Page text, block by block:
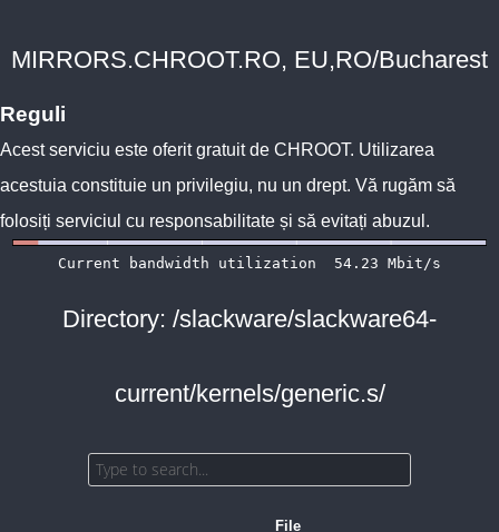
MIRRORS.CHROOT.RO, EU,RO/Bucharest
Reguli
Acest serviciu este oferit gratuit de CHROOT. Utilizarea
acestuia constituie un privilegiu, nu un drept. Vă rugăm să
folosiți serviciul cu responsabilitate și să evitați abuzul.
Directory: /slackware/slackware64-
current/kernels/generic.s/
File